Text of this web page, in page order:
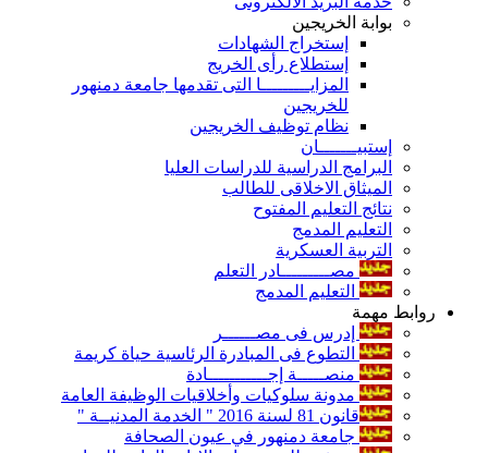
بوابة الخريجين
إستخراج الشهادات
إستطلاع رأى الخريج
المزايـــــــــا التى تقدمها جامعة دمنهور
للخريجين
نظام توظيف الخريجين
إستبيـــــــان
البرامج الدراسية للدراسات العليا
الميثاق الاخلاقى للطالب
نتائج التعليم المفتوح
التعليم المدمج
التربية العسكرية
مصـــــــــادر التعلم
التعليم المدمج
روابط مهمة
إدرس فى مصــــــر
التطوع فى المبادرة الرئاسية حياة كريمة
منصـــــة إجـــــــــــادة
مدونة سلوكيات وأخلاقيات الوظيفة العامة
قانون 81 لسنة 2016 " الخدمة المدنيــة "
جامعة دمنهور في عيون الصحافة